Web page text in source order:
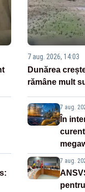
7 aug. 2026, 14:03
Dunărea
rămâne mult
7 aug.
În
7 aug.